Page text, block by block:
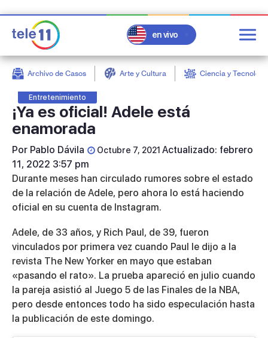
en vivo
Archivo de Casos Arte y Cultura Ciencia y
Entretenimiento
¡Ya es oficial! Adele está
enamorada
Por Pablo Dávila Octubre 7, 2021 Actualizado: febrero
11, 2022 3:57 pm
Durante meses han circulado rumores sobre el estado
de la relación de Adele, pero ahora lo está haciendo
oficial en su cuenta de Instagram.
Adele, de 33 años, y Rich Paul, de 39, fueron
vinculados por primera vez cuando Paul le dijo a la
revista The New Yorker en mayo que estaban
«pasando el rato». La prueba apareció en julio cuando
la pareja asistió al Juego 5 de las Finales de la NBA,
pero desde entonces todo ha sido especulación hasta
la publicación de este domingo.
post